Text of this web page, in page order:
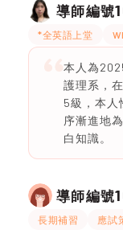
導師編號
*全英語上堂
本人為
護理系，
5級，本人
序漸進地
白知識。
導師編號
長期補習 應試